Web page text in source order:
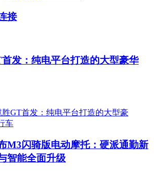
接
发：纯电平台打造的大型豪华
M3闪骑版电动摩托：硬派通勤新
智能全面升级